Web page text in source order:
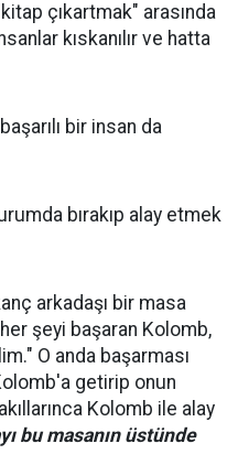
çıkartmak" arasında
kıskanılır ve hatta
bir insan da
bırakıp alay etmek
arkadaşı bir masa
şeyi başaran Kolomb,
O anda başarması
getirip onun
Kolomb ile alay
bu masanın üstünde